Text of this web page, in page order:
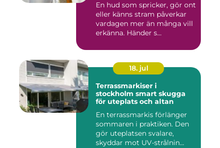
En hud som spricker, gör ont
eller känns stram påverkar
vardagen mer än många vill
erkänna. Händer s...
18. jul
Terrassmarkiser i
stockholm smart skugga
för uteplats och altan
En terrassmarkis förlänger
sommaren i praktiken. Den
gör uteplatsen svalare,
skyddar mot UV-strålnin...